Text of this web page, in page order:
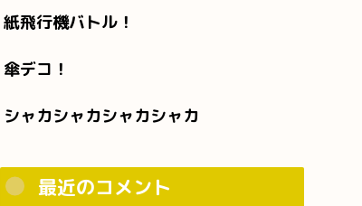
紙飛行機バトル！
傘デコ！
シャカシャカシャカシャカ
最近のコメント